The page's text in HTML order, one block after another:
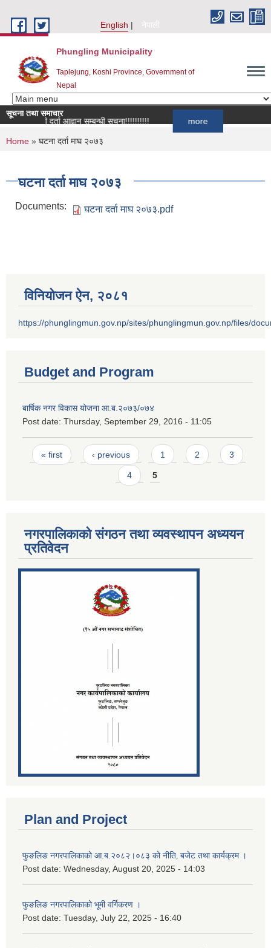
English
नेपाली
Phungling Municipality
Taplejung, Koshi Province, Government of
Nepal
सूचना तथा समाचार
सूची दर्ता आह्वान सम्बन्धी सूचना!!!!!!!!!!
You are here
Home » घटना दर्ता माघ २०७३
घटना दर्ता माघ २०७३
Documents: घटना दर्ता माघ २०७३.pdf
विनियोजन ऐन‚ २०८१
https://phunglingmun.gov.np/sites/phunglingmun.gov.np/files/
Budget and Program
बार्षिक नगर विकास योजना आ.ब.२०७३/०७४
Post date: Thursday, September 29, 2016 - 11:05
Pages
« first ‹ previous 1 2 3
4 5
नगरपालिकाको संगठन तथा व्यवस्थापन अध्ययन
प्रतिवेदन
Plan and Project
फुङलिङ नगरपालिकाको आ.ब.२०८२।०८३ को नीति‚ बजेट तथा कार्यक्रम ।
Post date: Wednesday, August 20, 2025 - 14:03
फुङलिङ नगरपालिकाको भूमी वर्गिकरण ।
Post date: Tuesday, July 22, 2025 - 16:40